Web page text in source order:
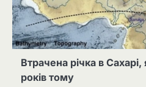
Втрачена річка в
років тому